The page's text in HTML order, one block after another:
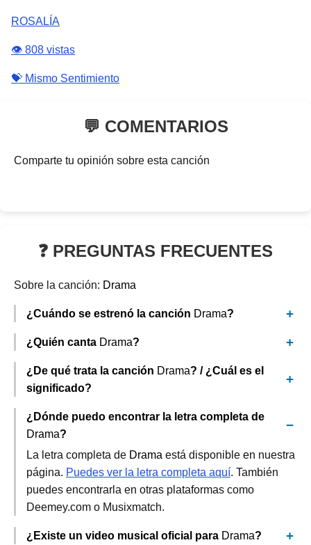
ROSALÍA
👁️ 808 vistas
💝 Mismo Sentimiento
💬 COMENTARIOS
Comparte tu opinión sobre esta canción
❓ PREGUNTAS FRECUENTES
Sobre la canción: Drama
¿Cuándo se estrenó la canción Drama?
¿Quién canta Drama?
¿De qué trata la canción Drama? / ¿Cuál es el
significado?
¿Dónde puedo encontrar la letra completa de
Drama?
La letra completa de Drama está disponible en nuestra
página. Puedes ver la letra completa aquí. También
puedes encontrarla en otras plataformas como
Deemey.com o Musixmatch.
¿Existe un video musical oficial para Drama?